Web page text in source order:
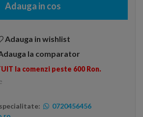
Adauga in cos
Adauga in wishlist
la comparator
la comenzi peste 600 Ron.
0720456456